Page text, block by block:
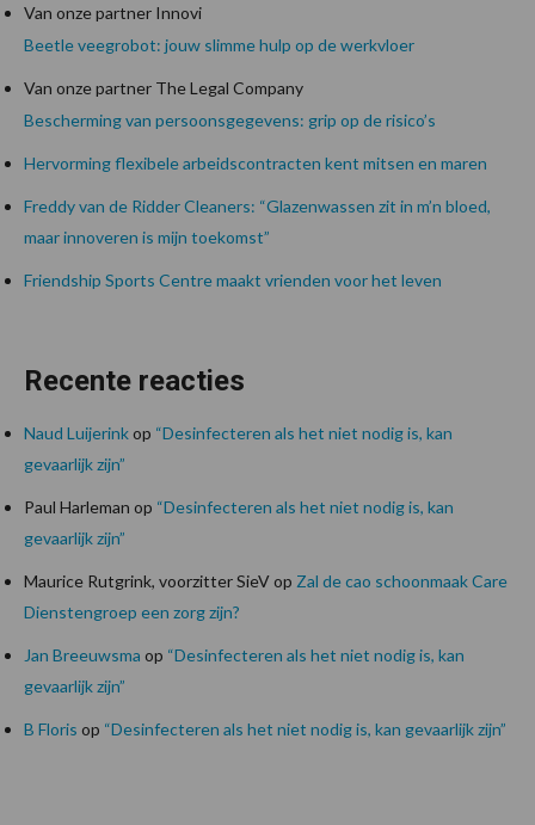
Van onze partner Innovi
Beetle veegrobot: jouw slimme hulp op de werkvloer
Van onze partner The Legal Company
Bescherming van persoonsgegevens: grip op de risico’s
Hervorming flexibele arbeidscontracten kent mitsen en maren
Freddy van de Ridder Cleaners: “Glazenwassen zit in m’n bloed,
maar innoveren is mijn toekomst”
Friendship Sports Centre maakt vrienden voor het leven
Recente reacties
Naud Luijerinkop “Desinfecteren als het niet nodig is, kan
gevaarlijk zijn”
Paul Harleman op “Desinfecteren als het niet nodig is, kan
gevaarlijk zijn”
Maurice Rutgrink, voorzitter SieVop Zal de cao schoonmaak Care
Dienstengroep een zorg zijn?
Jan Breeuwsma op “Desinfecteren als het niet nodig is, kan
gevaarlijk zijn”
B Floris op “Desinfecteren als het niet nodig is, kan gevaarlijk zijn”